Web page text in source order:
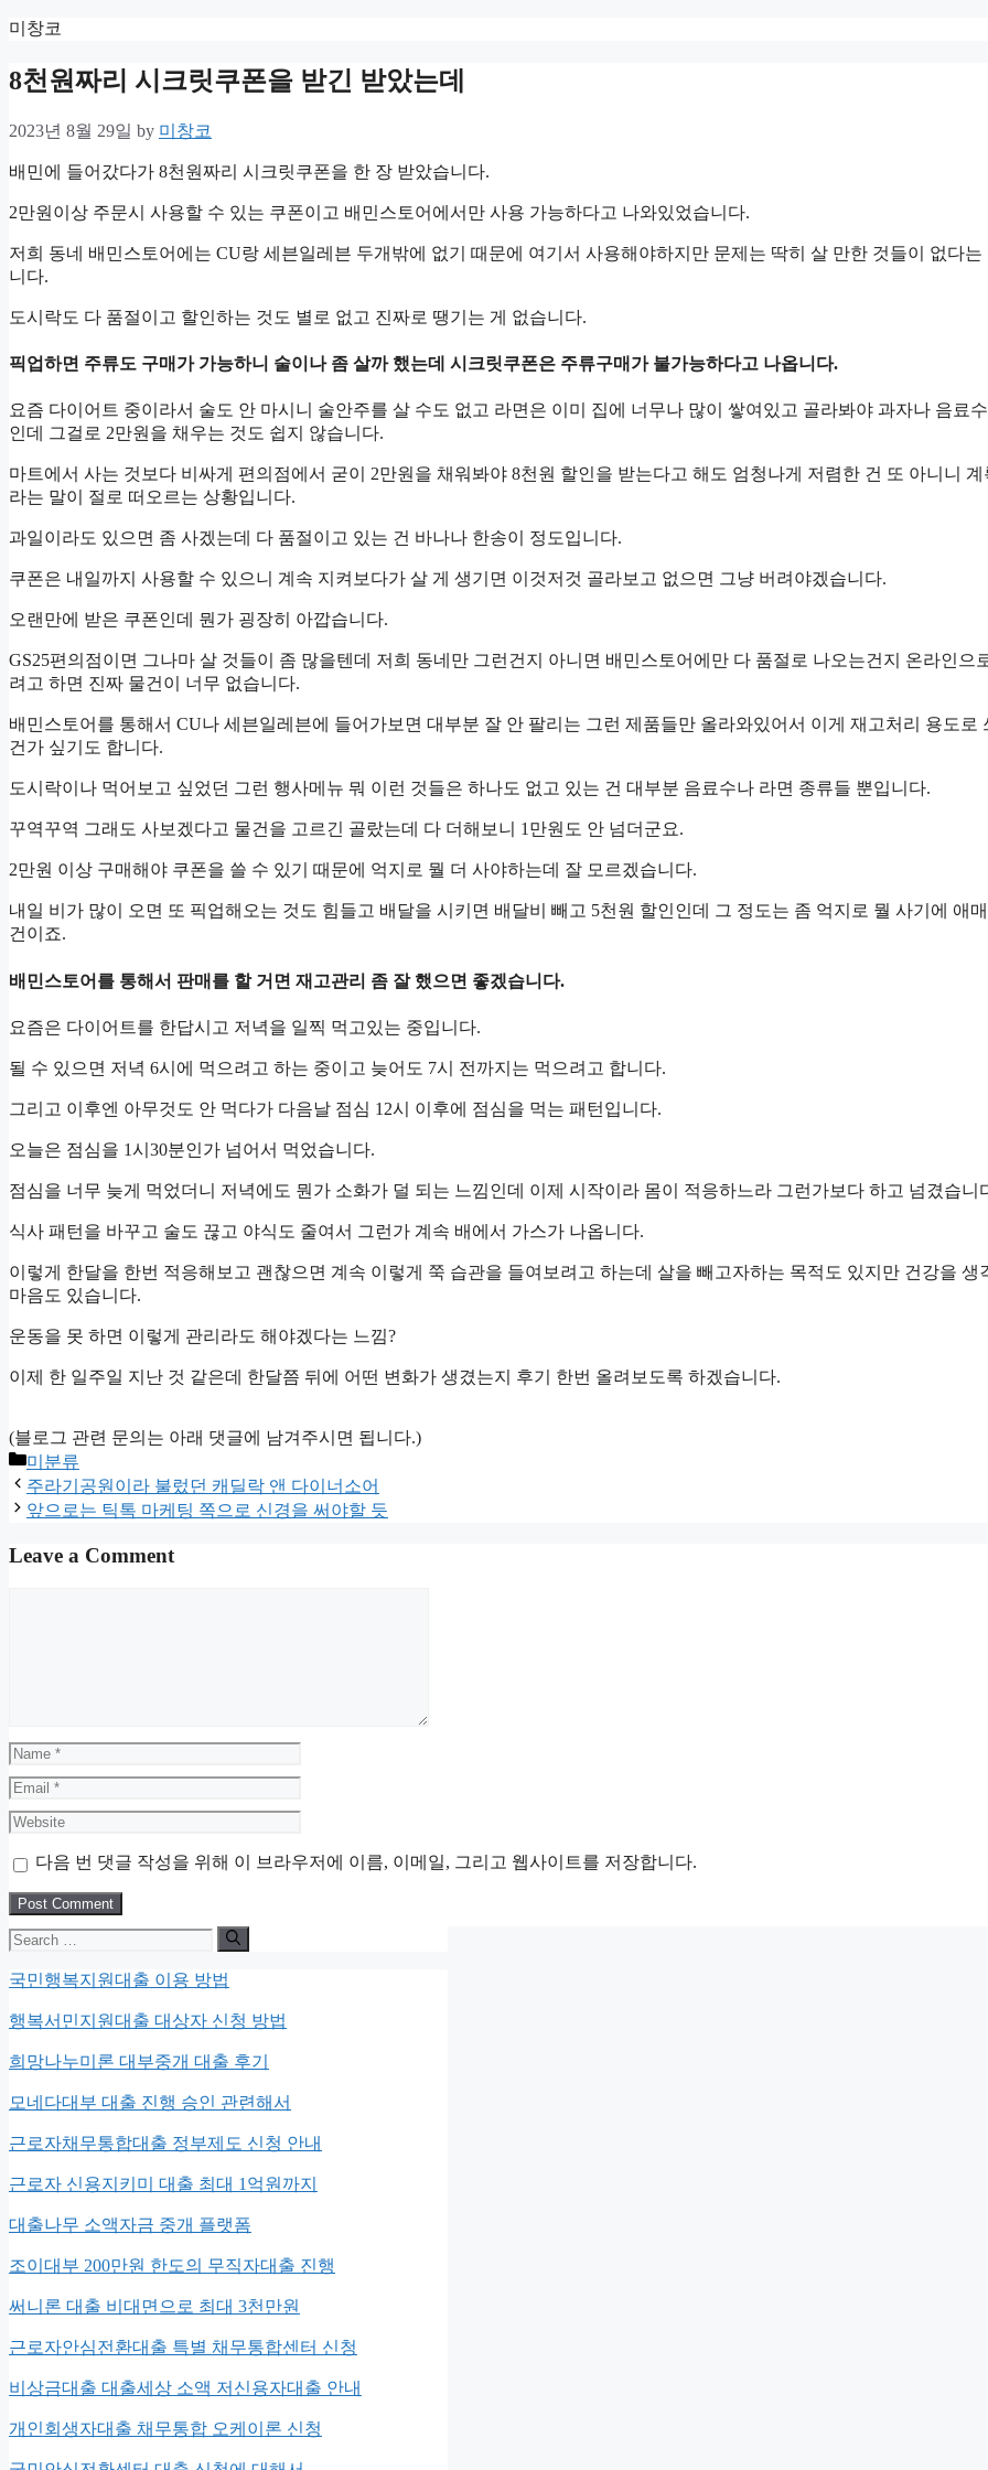
Skip
content
미창코
8천원짜리 시크릿쿠폰을 받긴 받았는데
2023년 8월 29일 by 미창코
배민에 들어갔다가 8천원짜리 시크릿쿠폰을 한 장 받았습니다.
2만원이상 주문시 사용할 수 있는 쿠폰이고 배민스토어에서만 사용 가능하다고 나와있었습니다.
저희 동네 배민스토어에는 CU랑 세븐일레븐 두개밖에 없기 때문에 여기서 사용해야하지만 문제는 딱히 살 만한 것들이 없다는
니다.
도시락도 다 품절이고 할인하는 것도 별로 없고 진짜로 땡기는 게 없습니다.
픽업하면 주류도 구매가 가능하니 술이나 좀 살까 했는데 시크릿쿠폰은 주류구매가 불가능하다고 나옵니다.
요즘 다이어트 중이라서 술도 안 마시니 술안주를 살 수도 없고 라면은 이미 집에 너무나 많이 쌓여있고 골라봐야 과자나 음료
인데 그걸로 2만원을 채우는 것도 쉽지 않습니다.
마트에서 사는 것보다 비싸게 편의점에서 굳이 2만원을 채워봐야 8천원 할인을 받는다고 해도 엄청나게 저렴한 건 또 아니니 계
라는 말이 절로 떠오르는 상황입니다.
과일이라도 있으면 좀 사겠는데 다 품절이고 있는 건 바나나 한송이 정도입니다.
쿠폰은 내일까지 사용할 수 있으니 계속 지켜보다가 살 게 생기면 이것저것 골라보고 없으면 그냥 버려야겠습니다.
오랜만에 받은 쿠폰인데 뭔가 굉장히 아깝습니다.
GS25편의점이면 그나마 살 것들이 좀 많을텐데 저희 동네만 그런건지 아니면 배민스토어에만 다 품절로 나오는건지 온라인으
려고 하면 진짜 물건이 너무 없습니다.
배민스토어를 통해서 CU나 세븐일레븐에 들어가보면 대부분 잘 안 팔리는 그런 제품들만 올라와있어서 이게 재고처리 용도로
건가 싶기도 합니다.
도시락이나 먹어보고 싶었던 그런 행사메뉴 뭐 이런 것들은 하나도 없고 있는 건 대부분 음료수나 라면 종류들 뿐입니다.
꾸역꾸역 그래도 사보겠다고 물건을 고르긴 골랐는데 다 더해보니 1만원도 안 넘더군요.
2만원 이상 구매해야 쿠폰을 쓸 수 있기 때문에 억지로 뭘 더 사야하는데 잘 모르겠습니다.
내일 비가 많이 오면 또 픽업해오는 것도 힘들고 배달을 시키면 배달비 빼고 5천원 할인인데 그 정도는 좀 억지로 뭘 사기에 애
건이죠.
배민스토어를 통해서 판매를 할 거면 재고관리 좀 잘 했으면 좋겠습니다.
요즘은 다이어트를 한답시고 저녁을 일찍 먹고있는 중입니다.
될 수 있으면 저녁 6시에 먹으려고 하는 중이고 늦어도 7시 전까지는 먹으려고 합니다.
그리고 이후엔 아무것도 안 먹다가 다음날 점심 12시 이후에 점심을 먹는 패턴입니다.
오늘은 점심을 1시30분인가 넘어서 먹었습니다.
점심을 너무 늦게 먹었더니 저녁에도 뭔가 소화가 덜 되는 느낌인데 이제 시작이라 몸이 적응하느라 그런가보다 하고 넘겼습니
식사 패턴을 바꾸고 술도 끊고 야식도 줄여서 그런가 계속 배에서 가스가 나옵니다.
이렇게 한달을 한번 적응해보고 괜찮으면 계속 이렇게 쭉 습관을 들여보려고 하는데 살을 빼고자하는 목적도 있지만 건강을 생
마음도 있습니다.
운동을 못 하면 이렇게 관리라도 해야겠다는 느낌?
이제 한 일주일 지난 것 같은데 한달쯤 뒤에 어떤 변화가 생겼는지 후기 한번 올려보도록 하겠습니다.
(블로그 관련 문의는 아래 댓글에 남겨주시면 됩니다.)
Categories
미분류
주라기공원이라 불렀던 캐딜락 앤 다이너소어
앞으로는 틱톡 마케팅 쪽으로 신경을 써야할 듯
Leave a Comment
Name
Email
Website
다음 번 댓글 작성을 위해 이 브라우저에 이름, 이메일, 그리고 웹사이트를 저장합니다.
Search
for:
국민행복지원대출 이용 방법
행복서민지원대출 대상자 신청 방법
희망나누미론 대부중개 대출 후기
모네다대부 대출 진행 승인 관련해서
근로자채무통합대출 정부제도 신청 안내
근로자 신용지키미 대출 최대 1억원까지
대출나무 소액자금 중개 플랫폼
조이대부 200만원 한도의 무직자대출 진행
써니론 대출 비대면으로 최대 3천만원
근로자안심전환대출 특별 채무통합센터 신청
비상금대출 대출세상 소액 저신용자대출 안내
개인회생자대출 채무통합 오케이론 신청